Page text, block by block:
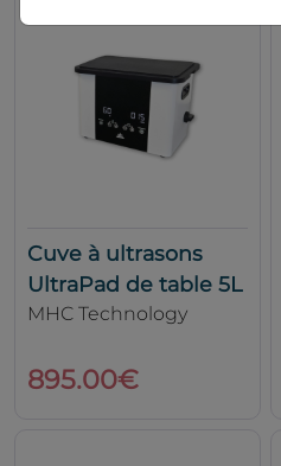
Cuve à ultrasons
UltraPad de table 5L
MHC Technology
895.00€